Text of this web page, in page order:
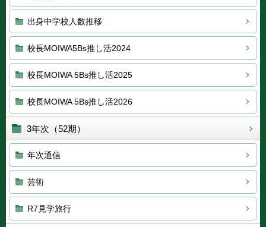
出身中学校人数推移
校長MOIWA5Bs推し活2024
校長MOIWA 5Bs推し活2025
校長MOIWA 5Bs推し活2026
3年次（52期）
年次通信
芸術
R7見学旅行